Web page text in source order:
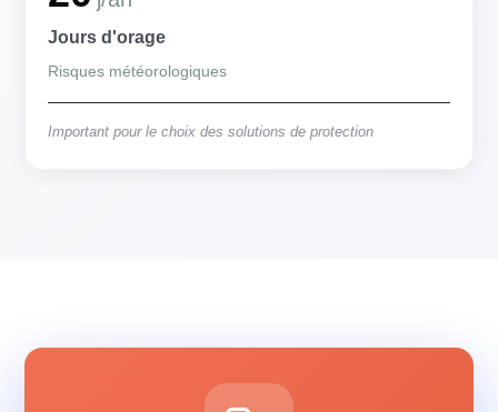
Jours d'orage
Risques météorologiques
Important pour le choix des solutions de protection